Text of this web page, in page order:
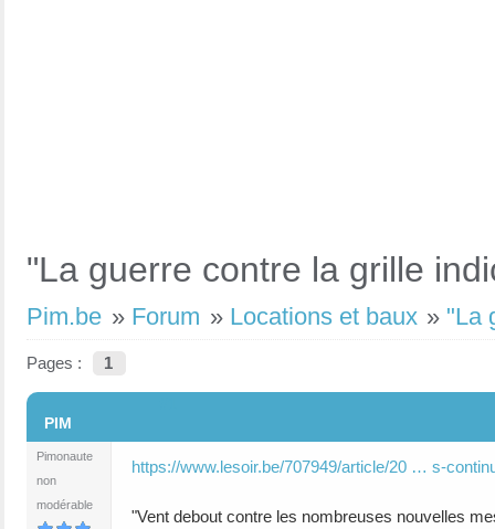
"La guerre contre la grille
Pim.be » Forum » Locations et baux » "La
Pages : 1
PIM
Pimonaute
non
modérable
https://www.lesoir.be/707949/article/20 … s-
"Vent debout contre les nombreuses nouvelles